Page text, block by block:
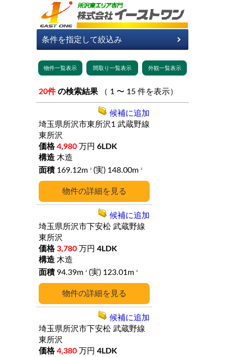
20件 の検索結果 （ 1 〜 15 件を表示）
詳細
埼玉県所沢市東所沢1 武蔵野線
東所沢
4,980 万円 6LDK
木造
169.12m
2 (実) 148.00m 2
候補に追加
詳細
埼玉県所沢市下安松 武蔵野線
東所沢
3,780 万円 4LDK
木造
94.39m
2 (実) 123.01m 2
候補に追加
埼玉県所沢市下安松 武蔵野線
東所沢
4,380 万円 4LDK
候補に追加